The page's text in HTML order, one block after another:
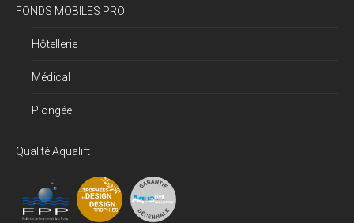
FONDS MOBILES PRO
Hôtellerie
Médical
Plongée
Qualité Aqualift